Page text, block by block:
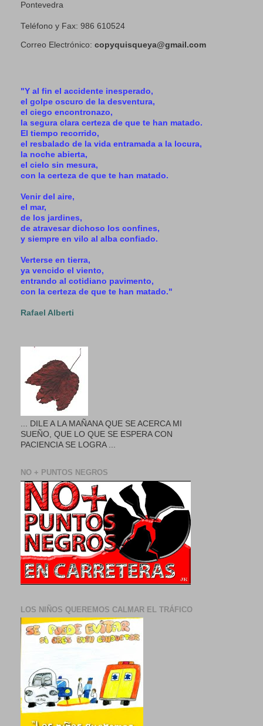
Pontevedra
Teléfono y Fax: 986 610524
Correo Electrónico: copyquisqueya@gmail.com
"Y al fin el accidente inesperado,
el golpe oscuro de la desventura,
el ciego encontronazo,
la segura clara certeza de que te han matado.
El tiempo recorrido,
el resbalado de la vida entramada a la locura,
la noche abierta,
el cielo sin mesura,
con la certeza de que te han matado.
Venir del aire,
el mar,
de los jardines,
de atravesar dichoso los confines,
y siempre en vilo al alba confiado.
Verterse en tierra,
ya vencido el viento,
entrando al cotidiano pavimento,
con la certeza de que te han matado."
Rafael Alberti
... DILE A LA MAÑANA QUE SE ACERCA MI
SUEÑO, QUE LO QUE SE ESPERA CON
PACIENCIA SE LOGRA ...
NO + PUNTOS NEGROS
LOS NIÑOS QUEREMOS CALMAR EL TRÁFICO